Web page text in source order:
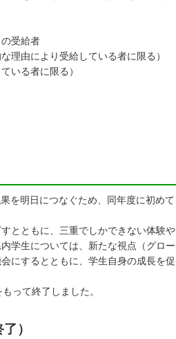
受給者
理由により受給している者に限る）
いる者に限る）
を明日につなぐため、同年度に初めて
とともに、三重でしかできない体験や
学生については、新たな視点（グロー
にするとともに、学生自身の成長を促
って終了しました。
）